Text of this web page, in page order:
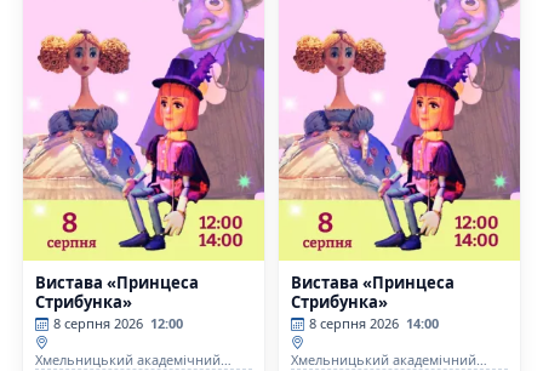
Вистава «Принцеса
Стрибунка»
8 серпня 2026 12:00
Хмельницький академічний
Вистава «Принцеса
Стрибунка»
8 серпня 2026 14:00
Хмельницький академічний